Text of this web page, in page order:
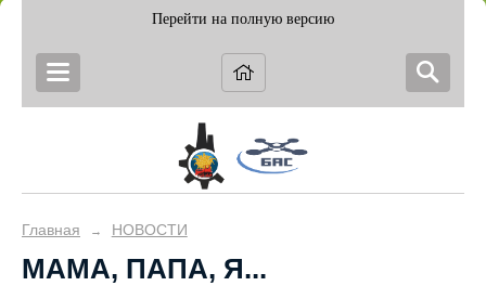
Перейти на полную версию
Главная → НОВОСТИ
МАМА, ПАПА, Я...